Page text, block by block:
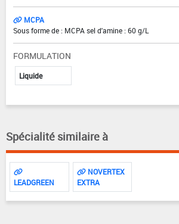
MCPA
Sous forme de : MCPA sel d'amine : 60 g/L
FORMULATION
Liquide
Spécialité similaire à
LEADGREEN
NOVERTEX
EXTRA